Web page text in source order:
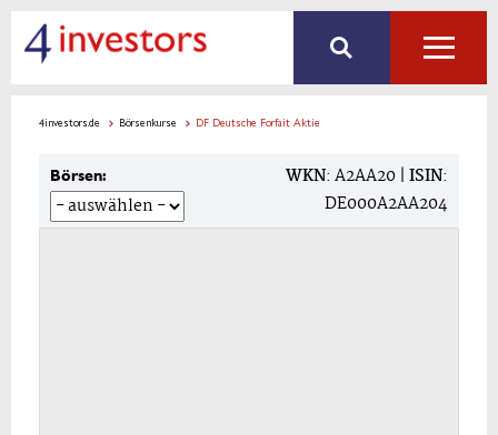
4investors.de Börsenkurse DF Deutsche Forfait Aktie
Börsen: WKN: A2AA20 | ISIN:
DE000A2AA204